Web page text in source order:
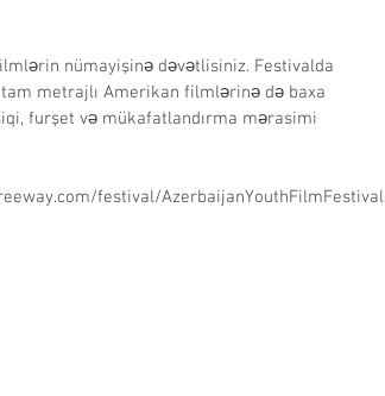
nümayişinə dəvətlisiniz. Festivalda
metrajlı Amerikan filmlərinə də baxa
furşet və mükafatlandırma mərasimi
festival/AzerbaijanYouthFilmFestival